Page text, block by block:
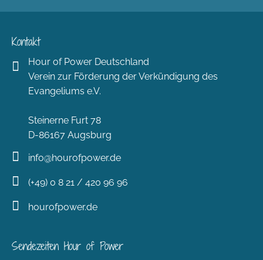
Kontakt
Hour of Power Deutschland
Verein zur Förderung der Verkündigung des
Evangeliums e.V.
Steinerne Furt 78
D-86167 Augsburg
info@hourofpower.de
(+49) 0 8 21 / 420 96 96
hourofpower.de
Sendezeiten Hour of Power